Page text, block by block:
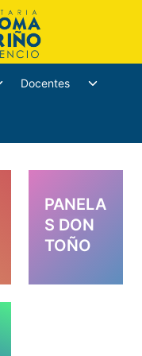
Docentes
PANELA
S DON
TOÑO